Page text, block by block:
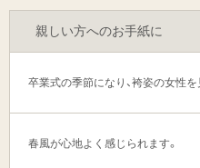
親しい方へのお手紙に
卒業式の季節になり、袴姿の女性を
春風が心地よく感じられます。